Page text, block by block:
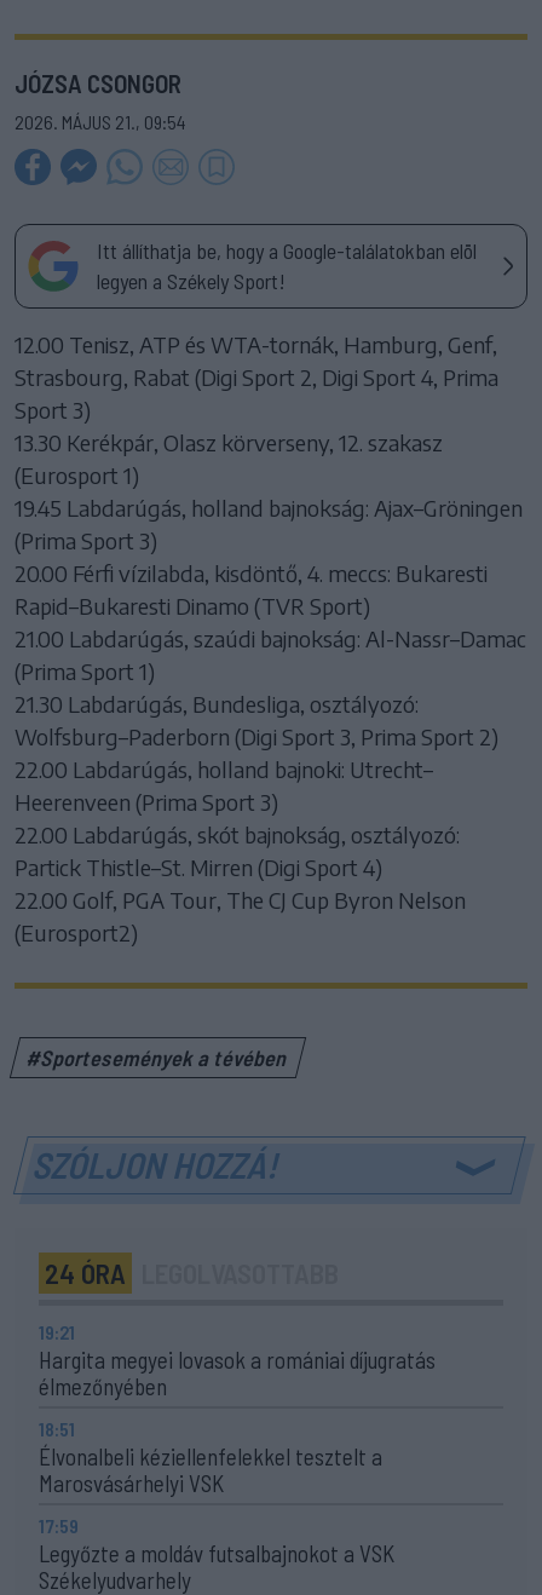
JÓZSA CSONGOR
2026. MÁJUS 21., 09:54
Itt állíthatja be, hogy a Google-találatokban elöl
legyen a Székely Sport!
12.00 Tenisz, ATP és WTA-tornák, Hamburg, Genf,
Strasbourg, Rabat (Digi Sport 2, Digi Sport 4, Prima
Sport 3)
13.30 Kerékpár, Olasz körverseny, 12. szakasz
(Eurosport 1)
19.45 Labdarúgás, holland bajnokság: Ajax–Gröningen
(Prima Sport 3)
20.00 Férfi vízilabda, kisdöntő, 4. meccs: Bukaresti
Rapid–Bukaresti Dinamo (TVR Sport)
21.00 Labdarúgás, szaúdi bajnokság: Al-Nassr–Damac
(Prima Sport 1)
21.30 Labdarúgás, Bundesliga, osztályozó:
Wolfsburg–Paderborn (Digi Sport 3, Prima Sport 2)
22.00 Labdarúgás, holland bajnoki: Utrecht–
Heerenveen (Prima Sport 3)
22.00 Labdarúgás, skót bajnokság, osztályozó:
Partick Thistle–St. Mirren (Digi Sport 4)
22.00 Golf, PGA Tour, The CJ Cup Byron Nelson
(Eurosport2)
#Sportesemények a tévében
SZÓLJON HOZZÁ!
24 ÓRA
19:21
Hargita megyei lovasok a romániai díjugratás
élmezőnyében
18:51
Élvonalbeli kéziellenfelekkel tesztelt a
Marosvásárhelyi VSK
17:59
Legyőzte a moldáv futsalbajnokot a VSK
Székelyudvarhely